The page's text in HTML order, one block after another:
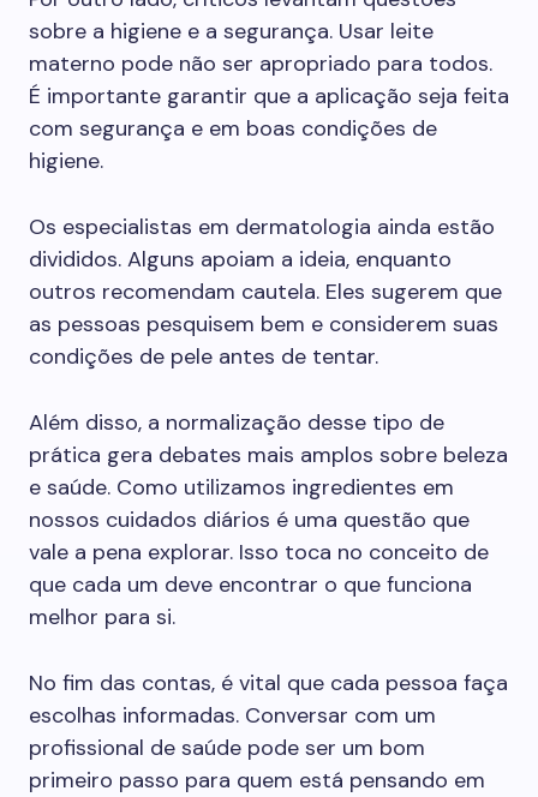
sobre a higiene e a segurança. Usar leite
materno pode não ser apropriado para todos.
É importante garantir que a aplicação seja feita
com segurança e em boas condições de
higiene.
Os especialistas em dermatologia ainda estão
divididos. Alguns apoiam a ideia, enquanto
outros recomendam cautela. Eles sugerem que
as pessoas pesquisem bem e considerem suas
condições de pele antes de tentar.
Além disso, a normalização desse tipo de
prática gera debates mais amplos sobre beleza
e saúde. Como utilizamos ingredientes em
nossos cuidados diários é uma questão que
vale a pena explorar. Isso toca no conceito de
que cada um deve encontrar o que funciona
melhor para si.
No fim das contas, é vital que cada pessoa faça
escolhas informadas. Conversar com um
profissional de saúde pode ser um bom
primeiro passo para quem está pensando em